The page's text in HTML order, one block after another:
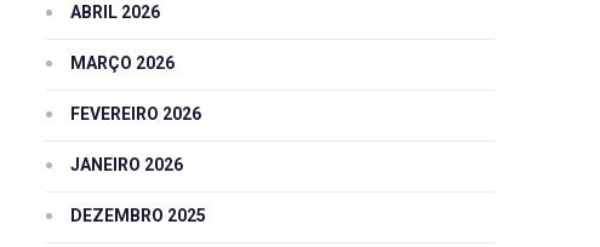
ABRIL 2026
MARÇO 2026
FEVEREIRO 2026
JANEIRO 2026
DEZEMBRO 2025